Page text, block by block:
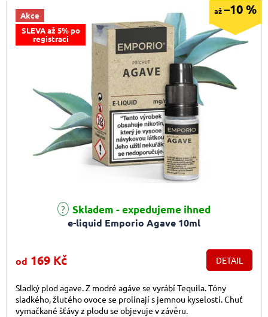
Akce
SLEVA až 5% po
registraci
až–10 %
e-liquid Emporio Agave 10ml
Průměrné hodnocení produktu je 5,0 z 5 hvězdiček.
Skladem - expedujeme ihned
od 169 Kč DETAIL
Sladký plod agave. Z modré agáve se vyrábí Tequila. Tóny
sladkého, žlutého ovoce se prolínají s jemnou kyselostí. Chuť
vymačkané šťávy z plodu se objevuje v závěru.